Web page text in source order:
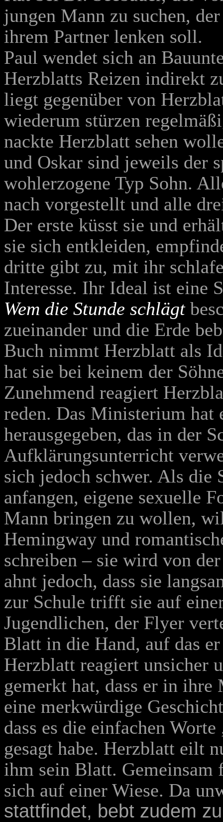
jungen Mann zu suchen,
ihrem Partner lenken soll.
Paul wendet sich an
Herzblatts Reizen indirekt
liegt gegenüber von
wiederum stürzen
nackte Herzblatt sehen
und Oskar sind jeweils der
wohlerzogene Typ Sohn.
nach vorgestellt und alle
Der erste küsst sie und
sie sich entkleiden,
dritte gibt zu, mit ihr
Interesse. Ihr Ideal ist eine
Wem die Stunde schlägt
zueinander und die Erde
Buch nimmt Herzblatt als
hat sie bei keinem der
Zunehmend reagiert
reden. Das Ministerium hat
herausgegeben, das in der
Aufklärungsunterricht
sich jedoch schwer. Als die
anfangen, eigene sexuelle
Mann bringen zu wollen,
Hemingway und
schreiben – sie wird von
ahnt jedoch, dass sie
zur Schule trifft sie auf
Jugendlichen, der Flyer
Blatt in die Hand, auf das
Herzblatt reagiert unsicher
gemerkt hat, dass er in
eine merkwürdige
dass es die einfachen
gesagt habe. Herzblatt eilt
ihm sein Blatt. Gemeinsam
sich auf einer Wiese. Da
stattfindet, bebt zudem